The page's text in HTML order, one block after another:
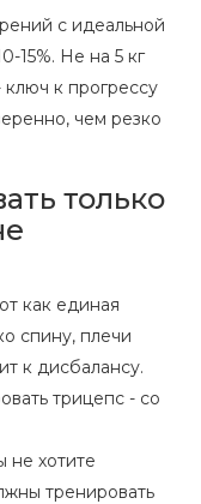
с идеальной
15%. Не на 5 кг
ключ к прогрессу
чем резко
только
как единая
спину, плечи
к дисбалансу.
трицепс - со
не хотите
тренировать